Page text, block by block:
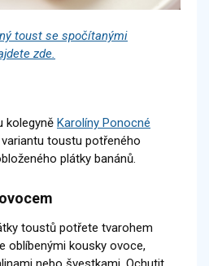
toust se spočítanými
zde.
kolegyně Karolíny Ponocné
toustu potřeného
plátky banánů.
toustů potřete tvarohem
oblíbenými kousky ovoce,